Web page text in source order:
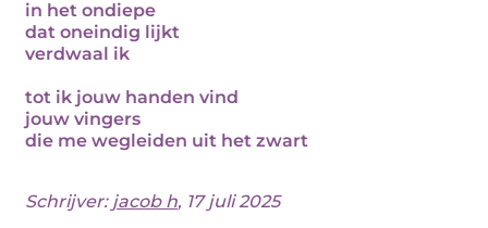
in het ondiepe
dat oneindig lijkt
verdwaal ik
tot ik jouw handen vind
jouw vingers
die me wegleiden uit het zwart
Schrijver: jacob h, 17 juli 2025